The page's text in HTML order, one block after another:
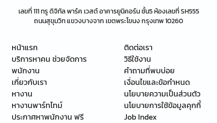
เลขที่ 111 ทรู ดิจิทัล พาร์ค เวสต์ อาคารยูนิคอร์น ชั้น5 ห้องเลขที่ SH555
ถนนสุขุมวิท แขวงบางจาก เขตพระโขนง กรุงเทพ 10260
หน้าแรก
บริการหาคน ช่วยจัดการ
พนักงาน
เกี่ยวกับเรา
หางาน
หางานพาร์ทไทม์
ประกาศหาพนักงาน ฟรี
ติดต่อเรา
วิธีใช้งาน
คำถามที่พบบ่อย
เงื่อนไขและข้อกำหนด
นโยบายความเป็นส่วนตัว
นโยบายการใช้ข้อมูลคุกกี้
Job Index